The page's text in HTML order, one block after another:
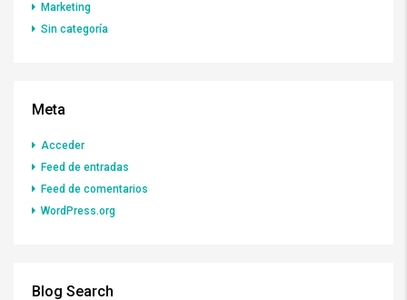
Marketing
Sin categoría
Meta
Acceder
Feed de entradas
Feed de comentarios
WordPress.org
Blog Search